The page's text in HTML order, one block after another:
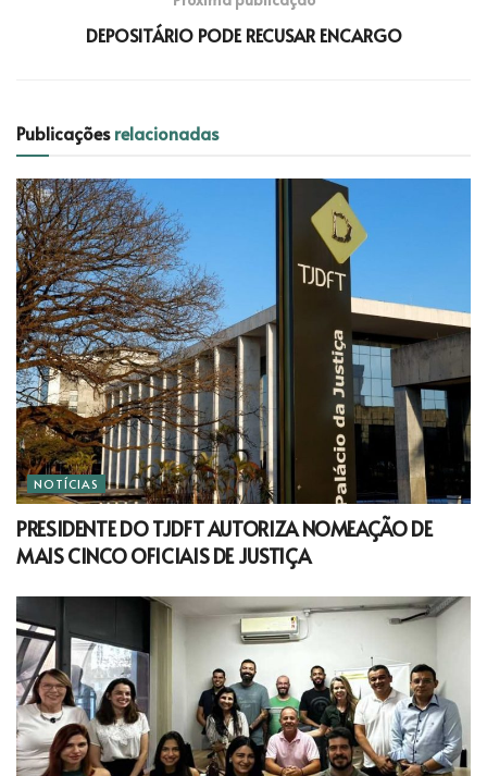
DEPOSITÁRIO PODE RECUSAR ENCARGO
Publicaçõesrelacionadas
NOTÍCIAS
PRESIDENTE DO TJDFT AUTORIZA NOMEAÇÃO DE
MAIS CINCO OFICIAIS DE JUSTIÇA